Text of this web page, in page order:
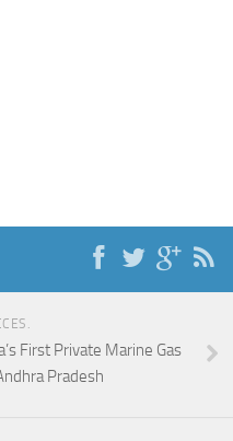
First Private Marine Gas
Pradesh